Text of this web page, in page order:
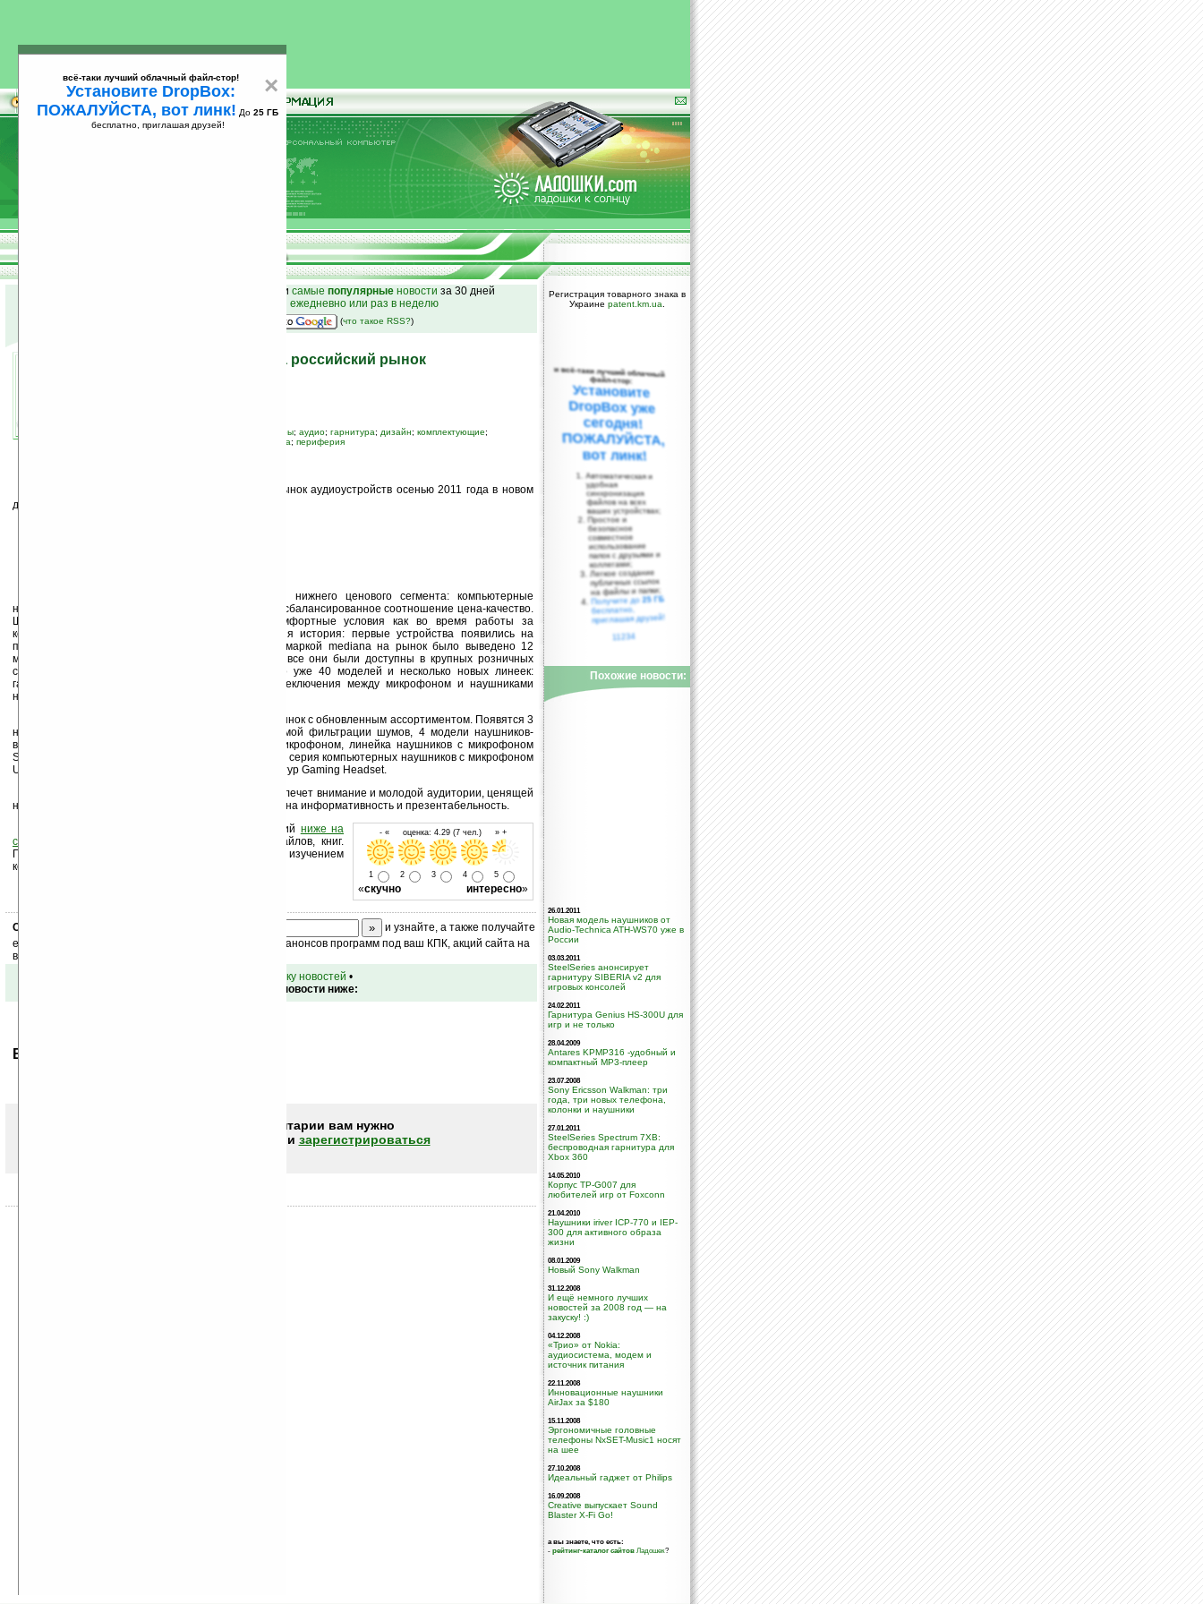
25
и самые популярные новости за 30 дней
на email ежедневно или раз в неделю
(что такое RSS?)
Mediana возвращается на российский рынок
аксессуары; аудио; гарнитура; дизайн; комплектующие;
новые устройства; периферия
орговая марка mediana возвращается на рынок аудиоустройств осенью 2011 года в новом
дизайне и с новым ассортиментом.
Mediana – это качественное решение для нижнего ценового сегмента: компьютерные
наушники и микрофоны этой торговой марки имеют сбалансированное соотношение цена-качество.
Широкий ассортимент mediana обеспечивает комфортные условия как во время работы за
компьютером, так и на отдыхе. У mediana давняя история: первые устройства появились на
прилавках в 2003 году. В то время под торговой маркой mediana на рынок было выведено 12
моделей компьютерных наушников и микрофонов, все они были доступны в крупных розничных
сетях. К 2007 году в ассортименте mediana было уже 40 моделей и несколько новых линеек:
гарнитуры, звуковые карты и устройства для переключения между микрофоном и наушниками
напрямую.
В этом году mediana выходит на российский рынок с обновленным ассортиментом. Появятся 3
новые модели компьютерных микрофонов с системой фильтрации шумов, 4 модели наушников-
вкладышей, новый модельный ряд наушников с микрофоном, линейка наушников с микрофоном
Stereo Headband Headset (состоящая из 8 моделей), серия компьютерных наушников с микрофоном
USB Stereo Headset, а также серия геймерских гарнитур Gaming Headset.
Современный дизайн устройств mediana привлечет внимание и молодой аудитории, ценящей
необычность, и людей старшего поколения, кому важна информативность и презентабельность.
- « оценка: 4.29 (7 чел.) » +
1 2 3 4 5
«скучно интересно»
Оцените новость и оставьте свой комментарий ниже на
странице
на рассылку новостей, файлов, книг.
Поддержите Ладошки своей посещаемостью, изучением
коммерческой информации, ссылками.
Скоро
и узнайте, а также получайте
ежедневный или еженедельный дайджест новостей, анонсов программ под ваш КПК, акций сайта на
ваш почтовый ящик.
вернуться к списку новостей •
Обсуждение этой новости ниже:
Ваше мнение будет первым.
Чтобы писать комментарии вам нужно
или зарегистрироваться
Регистрация товарного знака в
Украине patent.km.ua
×
всё-таки лучший облачный файл-стор!
Установите DropBox:
ПОЖАЛУЙСТА, вот линк! До 25 ГБ
бесплатно, приглашая друзей!
и всё-таки лучший облачный
файл-стор:
Установите
DropBox уже
сегодня!
ПОЖАЛУЙСТА,
вот линк!
Автоматическая и
удобная
синхронизация
файлов на всех
ваших устройствах;
Простое и
безопасное
совместное
использование
папок с друзьями и
коллегами;
Легкое создание
публичных ссылок
на файлы и папки;
Получите до25 ГБ
бесплатно,
приглашая друзей!
11234
Похожие новости:
26.01.2011
Новая модель наушников от
Audio-Technica ATH-WS70 уже в
России
03.03.2011
SteelSeries анонсирует
гарнитуру SIBERIA v2 для
игровых консолей
24.02.2011
Гарнитура Genius HS-300U для
игр и не только
28.04.2009
Antares KPMP316 -удобный и
компактный МР3-плеер
23.07.2008
Sony Ericsson Walkman: три
года, три новых телефона,
колонки и наушники
27.01.2011
SteelSeries Spectrum 7XB:
беспроводная гарнитура для
Xbox 360
14.05.2010
Корпус TP-G007 для
любителей игр от Foxconn
21.04.2010
Наушники iriver ICP-770 и IEP-
300 для активного образа
жизни
08.01.2009
Новый Sony Walkman
31.12.2008
И ещё немного лучших
новостей за 2008 год — на
закуску! :)
04.12.2008
«Трио» от Nokia:
аудиосистема, модем и
источник питания
22.11.2008
Инновационные наушники
AirJax за $180
15.11.2008
Эргономичные головные
телефоны NxSET-Music1 носят
на шее
27.10.2008
Идеальный гаджет от Philips
16.09.2008
Creative выпускает Sound
Blaster X-Fi Go!
а вы знаете, что есть:
- рейтинг-каталог сайтов Ладошек?